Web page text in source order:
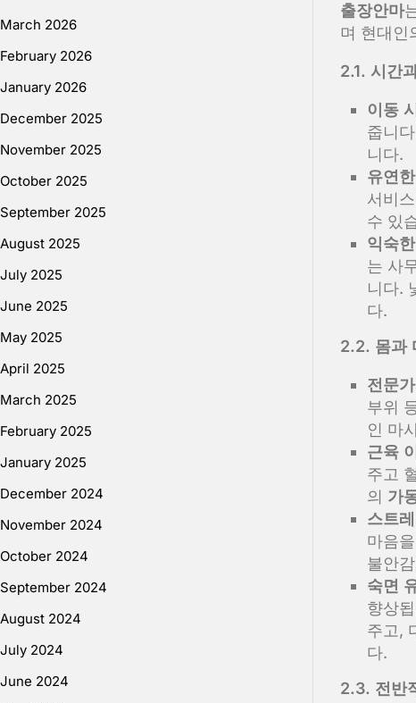
출장안마
며 현대인
2.1. 시간
이동
줍니
니다.
유연
서비
수 있
익숙
는 사
니다.
다.
2.2. 몸과
전문
부위
인 마
근육
주고
의 가
스트
마음
불안
숙면
향상
주고,
다.
2.3. 전반
March 2026
February 2026
January 2026
December 2025
November 2025
October 2025
September 2025
August 2025
July 2025
June 2025
May 2025
April 2025
March 2025
February 2025
January 2025
December 2024
November 2024
October 2024
September 2024
August 2024
July 2024
June 2024